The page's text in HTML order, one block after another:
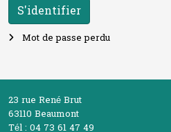
S'identifier
Mot de passe perdu
23 rue René Brut
63110 Beaumont
Tél : 04 73 61 47 49